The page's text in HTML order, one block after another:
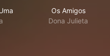
Os Amigos
Dona Julieta